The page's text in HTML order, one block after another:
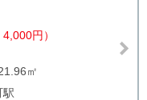
円）
㎡
駅